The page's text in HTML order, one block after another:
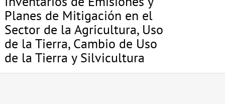
Planes de Mitigación en el
Sector de la Agricultura, Uso
de la Tierra, Cambio de Uso
de la Tierra y Silvicultura